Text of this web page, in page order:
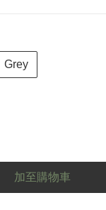
Grey
加至購物車